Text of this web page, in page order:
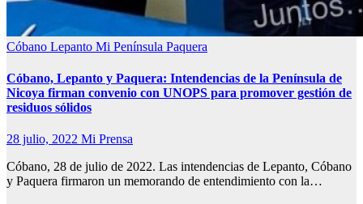
Cóbano Lepanto Mi Península Paquera
Cóbano, Lepanto y Paquera: Intendencias de la Península de
Nicoya firman convenio con UNOPS para promover gestión de
residuos sólidos
28 julio, 2022 Mi Prensa
Cóbano, 28 de julio de 2022. Las intendencias de Lepanto, Cóbano
y Paquera firmaron un memorando de entendimiento con la…